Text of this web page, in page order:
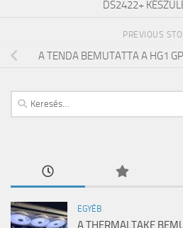
DS2422+
PREVIOUS
A TENDA BEMUTATTA A HG1
Keresés:
EGYÉB
A THERMALTAKE